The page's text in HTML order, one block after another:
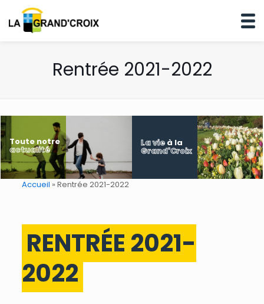
Rentrée 2021-2022
La vieà la
Grand'Croix
Toute notre
actualité
Accueil » Rentrée 2021-2022
RENTRÉE 2021-
2022